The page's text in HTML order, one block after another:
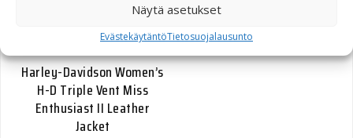
Näytä asetukset
EvästekäytäntöTietosuojalausunto
Harley-Davidson Women’s
H-D Triple Vent Miss
Enthusiast II Leather
Jacket